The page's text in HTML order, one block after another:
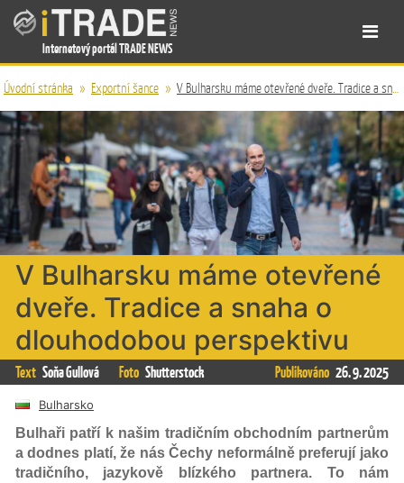
Internetový portál TRADE NEWS
Úvodní stránka » Exportní šance » V Bulharsku máme otevřené dveře. Tradice a snaha o dlouhodobou perspektivu
V Bulharsku máme otevřené
dveře. Tradice a snaha o
dlouhodobou perspektivu
Text Soňa Gullová Foto Shutterstock Publikováno 26. 9. 2025
Bulharsko
Bulhaři patří k našim tradičním obchodním partnerům
a dodnes platí, že nás Čechy neformálně preferují jako
tradičního, jazykově blízkého partnera. To nám